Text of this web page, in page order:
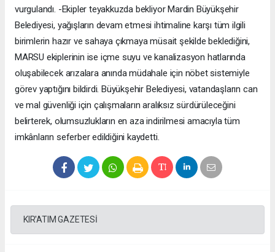
vurgulandı. -Ekipler teyakkuzda bekliyor Mardin Büyükşehir
Belediyesi, yağışların devam etmesi ihtimaline karşı tüm ilgili
birimlerin hazır ve sahaya çıkmaya müsait şekilde beklediğini,
MARSU ekiplerinin ise içme suyu ve kanalizasyon hatlarında
oluşabilecek arızalara anında müdahale için nöbet sistemiyle
görev yaptığını bildirdi. Büyükşehir Belediyesi, vatandaşların can
ve mal güvenliği için çalışmaların aralıksız sürdürüleceğini
belirterek, olumsuzlukların en aza indirilmesi amacıyla tüm
imkânların seferber edildiğini kaydetti.
KIR'ATIM GAZETESİ